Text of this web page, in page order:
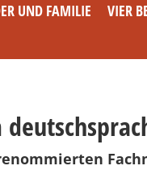
UND FAMILIE VIER